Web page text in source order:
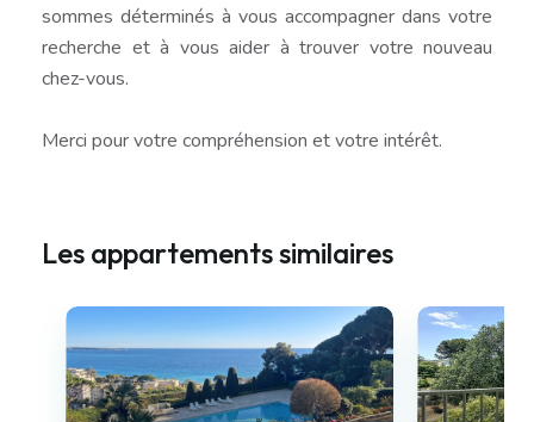
sommes déterminés à vous accompagner dans votre
recherche et à vous aider à trouver votre nouveau
chez-vous.
Merci pour votre compréhension et votre intérêt.
Les appartements similaires